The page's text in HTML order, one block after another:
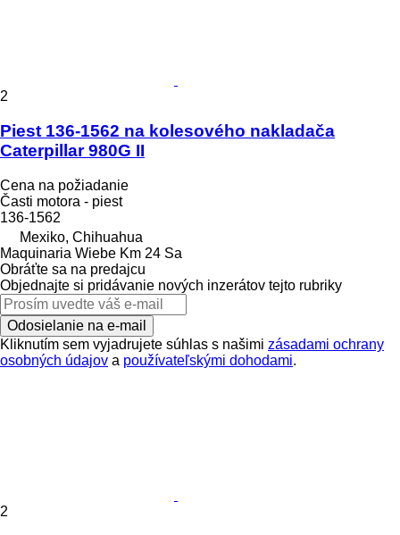
2
Piest 136-1562 na kolesového nakladača
Caterpillar 980G II
Cena na požiadanie
Časti motora - piest
136-1562
Mexiko, Chihuahua
Maquinaria Wiebe Km 24 Sa
Obráťte sa na predajcu
Objednajte si pridávanie nových inzerátov tejto rubriky
Odosielanie na e-mail
Kliknutím sem vyjadrujete súhlas s našimi zásadami ochrany
osobných údajov a používateľskými dohodami.
2